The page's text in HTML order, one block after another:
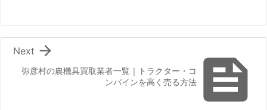

弥彦村の農機具買取業者一覧｜トラクター・コ
ンバインを高く売る方法

Next